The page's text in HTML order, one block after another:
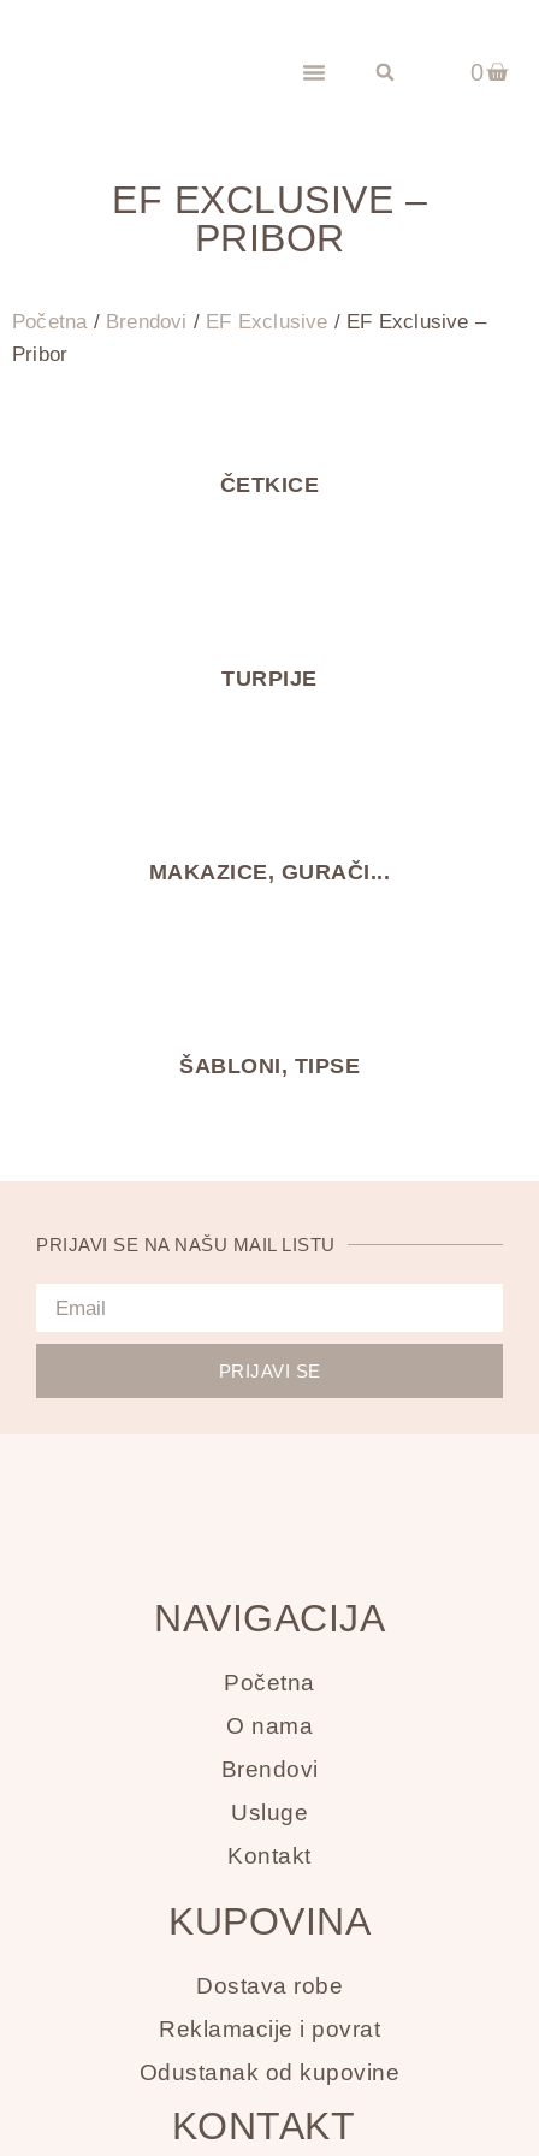
0
EF EXCLUSIVE –
PRIBOR
Početna/ Brendovi / EF Exclusive / EF Exclusive –
Pribor
ČETKICE
TURPIJE
MAKAZICE, GURAČI...
ŠABLONI, TIPSE
PRIJAVI SE NA NAŠU MAIL LISTU
PRIJAVI SE
NAVIGACIJA
Početna
O nama
Brendovi
Usluge
Kontakt
KUPOVINA
Dostava robe
Reklamacije i povrat
Odustanak od kupovine
KONTAKT